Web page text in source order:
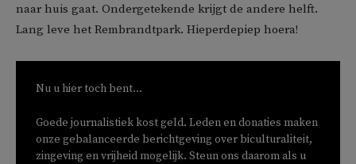
naar huis gaat. Ondergetekende krijgt de andere helft.
Lang leve het Rembrandtpark. Hieperdepiep hoera!
Nu u hier toch bent...
Goede journalistiek kost geld. Leden en donaties maken
onze gebalanceerde berichtgeving over biculturaliteit,
zingeving en vrijheid mogelijk. Steun ons daarom als u